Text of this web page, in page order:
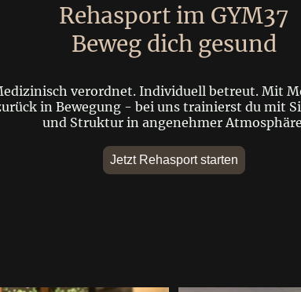
Rehasport im GYM37
Beweg dich gesund
verordnet. Individuell betreut. Mit
in Bewegung - bei uns trainierst du mit
und Struktur in angenehmer
Jetzt Rehasport starten